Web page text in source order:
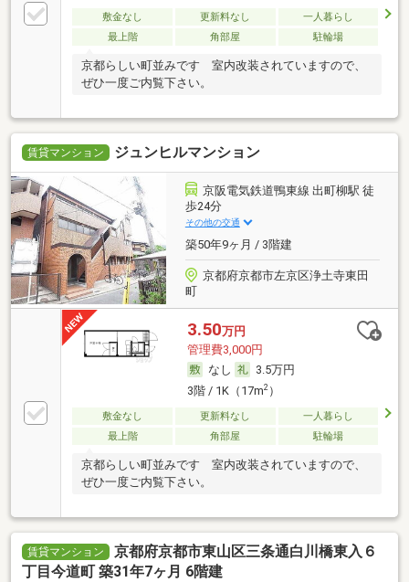
敷金なし 更新料なし
一人暮らし
最上階
角部屋 駐輪場
京都らしい町並みです 室内改装されていますので、
ぜひ一度ご内覧下さい。
賃貸マンション ジュンヒルマンション
京阪電気鉄道鴨東線 出町柳駅 徒
歩24分
その他の交通
築50年9ヶ月 / 3階建
京都府京都市左京区浄土寺東田
町
3.50万円
管理費3,000円
なし
3.5万円
3階 / 1K（17m2）
敷金なし 更新料なし
一人暮らし
最上階
角部屋 駐輪場
京都らしい町並みです 室内改装されていますので、
ぜひ一度ご内覧下さい。
賃貸マンション
京都府京都市東山区三条通白川橋東入６
丁目今道町 築31年7ヶ月 6階建